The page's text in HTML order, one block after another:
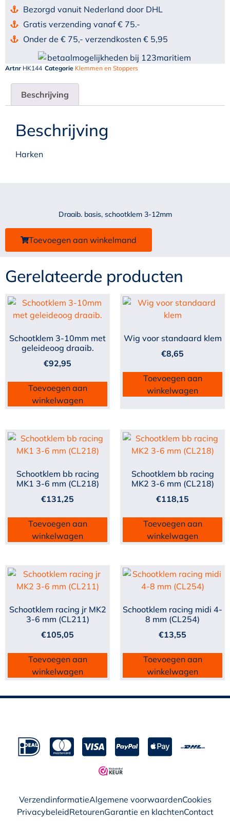
Bezorgd vanuit Nederland door DHL
Gratis verzending vanaf € 75.-
Onder de € 75,- verzendkosten € 5,95
Artnr HK144 Categorie Klemmen en Stoppers
Beschrijving
Beschrijving
Harken
Draaib. basis, schootklem 3-12mm
Toevoegen aan winkelmand
Gerelateerde producten
Schootklem 3-10mm met
geleideoog draaib.
€92,95
Toevoegen aan
winkelwagen
Wig voor standaard klem
€8,65
Toevoegen aan
winkelwagen
Schootklem bb racing
MK1 3-6 mm (CL218)
€131,25
Toevoegen aan
winkelwagen
Schootklem bb racing
MK2 3-6 mm (CL218)
€118,15
Toevoegen aan
winkelwagen
Schootklem racing jr MK2
3-6 mm (CL211)
€105,05
Toevoegen aan
winkelwagen
Schootklem racing midi 4-
8 mm (CL254)
€13,55
Toevoegen aan
winkelwagen
VerzendinformatieAlgemene voorwaardenCookies
PrivacybeleidRetourenGarantie en klachtenContact